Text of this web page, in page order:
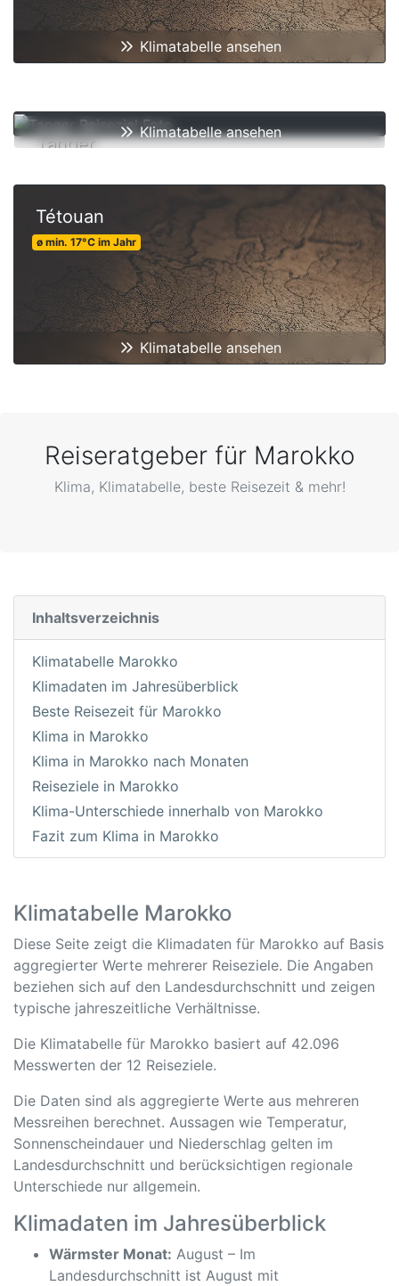
Klimatabelle ansehen
Tanger
Klimatabelle ansehen
Tétouan
ø min. 17°C im Jahr
Klimatabelle ansehen
Reiseratgeber für Marokko
Klima, Klimatabelle, beste Reisezeit & mehr!
Inhaltsverzeichnis
Klimatabelle Marokko
Klimadaten im Jahresüberblick
Beste Reisezeit für Marokko
Klima in Marokko
Klima in Marokko nach Monaten
Reiseziele in Marokko
Klima-Unterschiede innerhalb von Marokko
Fazit zum Klima in Marokko
Klimatabelle Marokko
Diese Seite zeigt die Klimadaten für Marokko auf Basis
aggregierter Werte mehrerer Reiseziele. Die Angaben
beziehen sich auf den Landesdurchschnitt und zeigen
typische jahreszeitliche Verhältnisse.
Die Klimatabelle für Marokko basiert auf 42.096
Messwerten der 12 Reiseziele.
Die Daten sind als aggregierte Werte aus mehreren
Messreihen berechnet. Aussagen wie Temperatur,
Sonnenscheindauer und Niederschlag gelten im
Landesdurchschnitt und berücksichtigen regionale
Unterschiede nur allgemein.
Klimadaten im Jahresüberblick
Wärmster Monat: August – Im
Landesdurchschnitt ist August mit